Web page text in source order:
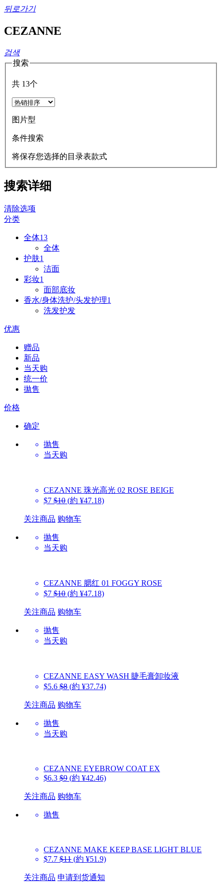
뒤로가기
CEZANNE
검색
搜索
共 13个
图片型
条件搜索
将保存您选择的目录表款式
搜索详细
清除选项
分类
全体13
全体
护肤1
洁面
彩妆1
面部底妆
香水/身体洗护/头发护理1
洗发护发
优惠
赠品
新品
当天购
统一价
拋售
价格
确定
抛售
当天购
CEZANNE 珠光高光 02 ROSE BEIGE
$7 $10 (約 ¥47.18)
关注商品 购物车
抛售
当天购
CEZANNE 腮红 01 FOGGY ROSE
$7 $10 (約 ¥47.18)
关注商品 购物车
抛售
当天购
CEZANNE EASY WASH 睫毛膏卸妆液
$5.6 $8 (約 ¥37.74)
关注商品 购物车
抛售
当天购
CEZANNE EYEBROW COAT EX
$6.3 $9 (約 ¥42.46)
关注商品 购物车
抛售
CEZANNE MAKE KEEP BASE LIGHT BLUE
$7.7 $11 (約 ¥51.9)
关注商品 申请到货通知